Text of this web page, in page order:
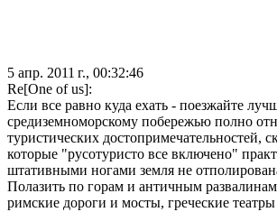
5 апр. 2011 г., 00:32:46
Re[One of us]:
Если все равно куда ехать - поезжайте
средиземноморскому побережью полно
туристических достопримечательностей,
которые "русотуристо все включено"
штативными ногами земля не
Полазить по горам и античным
римские дороги и мосты, греческие